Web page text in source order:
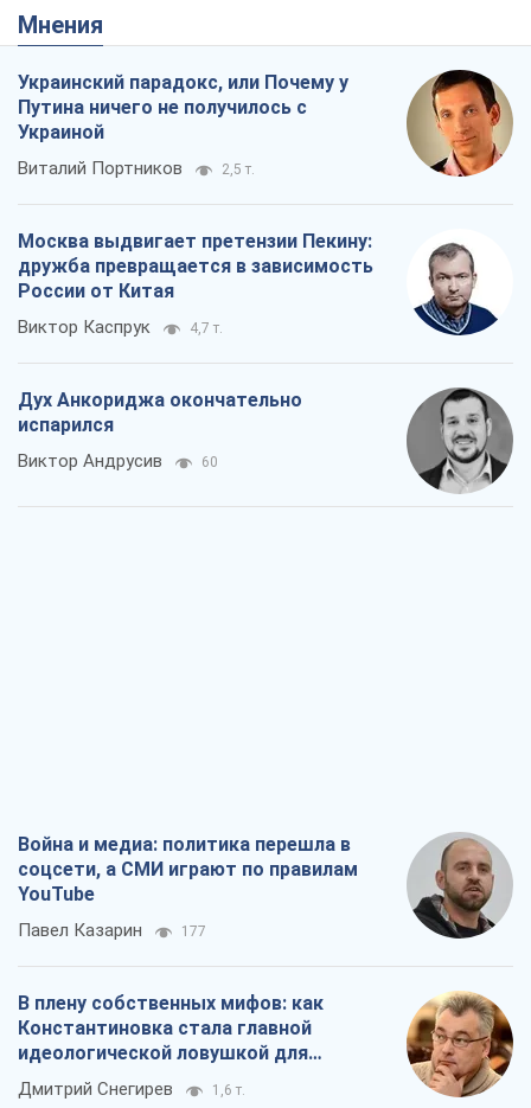
Мнения
Украинский парадокс, или Почему у
Путина ничего не получилось с
Украиной
Виталий Портников 2,5 т.
Москва выдвигает претензии Пекину:
дружба превращается в зависимость
России от Китая
Виктор Каспрук 4,7 т.
Дух Анкориджа окончательно
испарился
Виктор Андрусив 60
Война и медиа: политика перешла в
соцсети, а СМИ играют по правилам
YouTube
Павел Казарин 177
В плену собственных мифов: как
Константиновка стала главной
идеологической ловушкой для
российских оккупантов
Дмитрий Снегирев 1,6 т.